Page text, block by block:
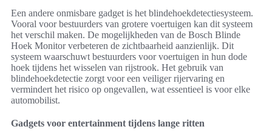
Een andere onmisbare gadget is het blindehoekdetectiesysteem.
Vooral voor bestuurders van grotere voertuigen kan dit systeem
het verschil maken. De mogelijkheden van de Bosch Blinde
Hoek Monitor verbeteren de zichtbaarheid aanzienlijk. Dit
systeem waarschuwt bestuurders voor voertuigen in hun dode
hoek tijdens het wisselen van rijstrook. Het gebruik van
blindehoekdetectie zorgt voor een veiliger rijervaring en
vermindert het risico op ongevallen, wat essentieel is voor elke
automobilist.
Gadgets voor entertainment tijdens lange ritten